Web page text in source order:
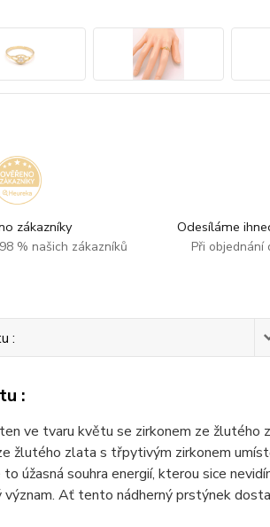
zákazníky
% našich zákazníků
Odesíláme
Při objednání
:
:
ve tvaru květu se zirkonem ze žlutého
žlutého zlata s třpytivým zirkonem
úžasná souhra energií, kterou sice
Ať tento nádherný prstýnek